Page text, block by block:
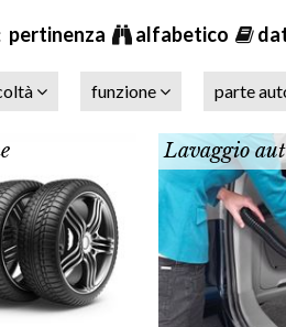
pertinenza alfabetico
funzione parte
Lavaggio